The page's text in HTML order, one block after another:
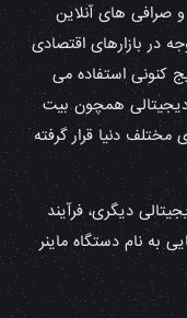
صرافی های آنلاین
در بازارهای اقتصادی
کنونی استفاده می
دیجیتالی همچون بیت
دنیا قرار گرفته
دیگری، فرآیند
نام دستگاه ماینر